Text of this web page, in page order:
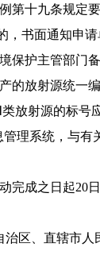
第十九条规定
，书面通知申请
保护主管部门备
的放射源统一
放射源的标号
理系统，与有
完成之日起20
治区、直辖市人